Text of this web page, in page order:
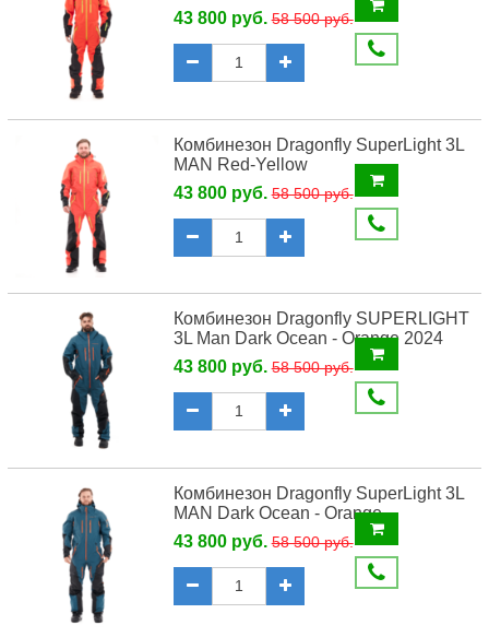
43 800 руб.58 500 руб.
Комбинезон Dragonfly SuperLight 3L
MAN Red-Yellow
43 800 руб.58 500 руб.
Комбинезон Dragonfly SUPERLIGHT
3L Man Dark Ocean - Orange 2024
43 800 руб.58 500 руб.
Комбинезон Dragonfly SuperLight 3L
MAN Dark Ocean - Orange
43 800 руб.58 500 руб.